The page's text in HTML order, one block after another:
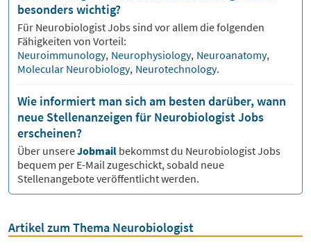
besonders wichtig?
Für NeurobiologistJobs sind vor allem die folgenden
Fähigkeiten von Vorteil:
Neuroimmunology, Neurophysiology, Neuroanatomy,
Molecular Neurobiology, Neurotechnology.
Wie informiert man sich am besten darüber, wann
neue Stellenanzeigen für Neurobiologist Jobs
erscheinen?
Über unsereJobmail bekommst du NeurobiologistJobs
bequem per E-Mail zugeschickt, sobald neue
Stellenangebote veröffentlicht werden.
Artikel zum Thema Neurobiologist